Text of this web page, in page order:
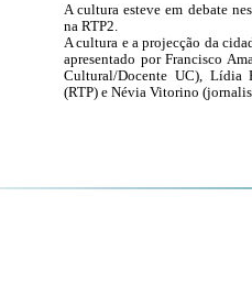
A cultura esteve em debate
na RTP2.
A cultura e a projecção da
apresentado por Francisco
Cultural/Docente UC), Lídia
(RTP) e Névia Vitorino